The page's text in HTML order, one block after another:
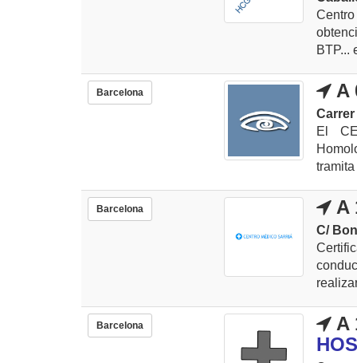
BTP...
Barcelona A
Carrer
El
Barcelona A
C/
Barcelona
A